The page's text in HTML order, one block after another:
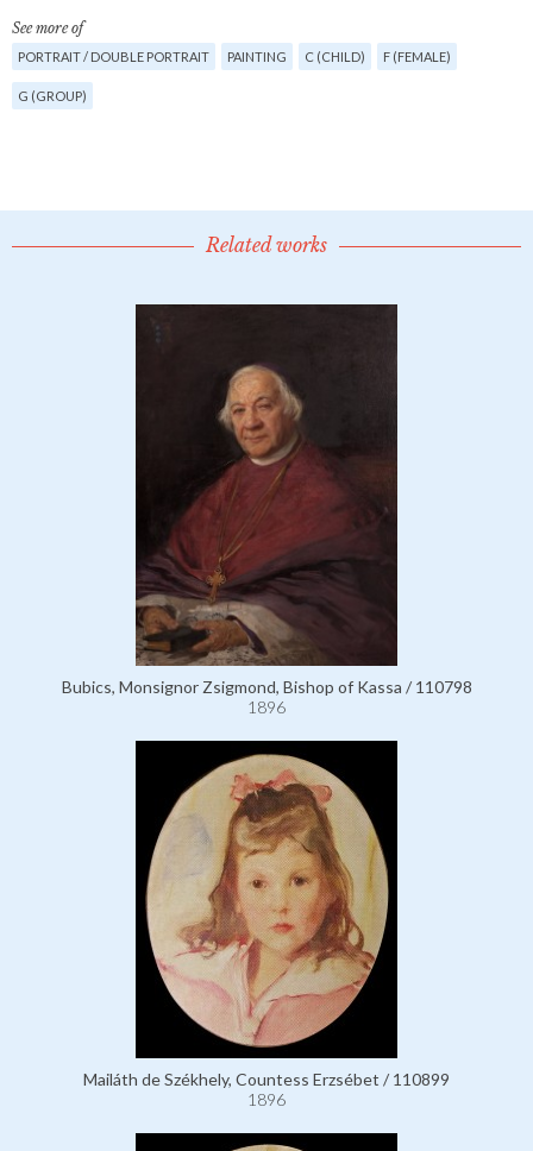
See more of
PORTRAIT / DOUBLE PORTRAIT PAINTING C (CHILD) F (FEMALE)
G (GROUP)
Related works
Bubics, Monsignor Zsigmond, Bishop of Kassa / 110798
1896
Mailáth de Székhely, Countess Erzsébet / 110899
1896